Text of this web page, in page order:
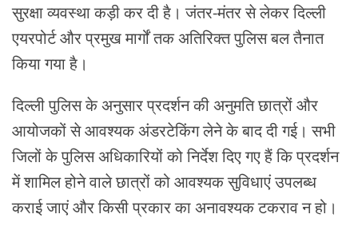
सुरक्षा व्यवस्था कड़ी कर दी है। जंतर-मंतर से लेकर दिल्ली
एयरपोर्ट और प्रमुख मार्गों तक अतिरिक्त पुलिस बल तैनात
किया गया है।
दिल्ली पुलिस के अनुसार प्रदर्शन की अनुमति छात्रों और
आयोजकों से आवश्यक अंडरटेकिंग लेने के बाद दी गई। सभी
जिलों के पुलिस अधिकारियों को निर्देश दिए गए हैं कि प्रदर्शन
में शामिल होने वाले छात्रों को आवश्यक सुविधाएं उपलब्ध
कराई जाएं और किसी प्रकार का अनावश्यक टकराव न हो।